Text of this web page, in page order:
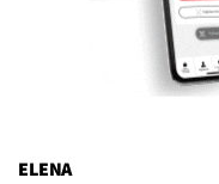
ELENA